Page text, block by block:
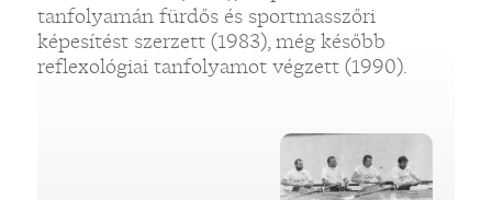
tanfolyamán fürdős és sportmasszőri
képesítést szerzett (1983), még később
reflexológiai tanfolyamot végzett (1990).